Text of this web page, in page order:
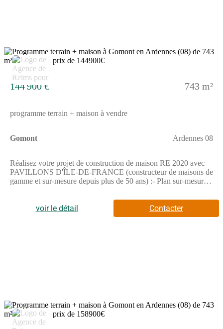
2
144 900 € 743 m²
programme terrain + maison à vendre
Gomont Ardennes 08
Réalisez votre projet de construction de maison RE 2020 avec
PAVILLONS D'ÎLE-DE-FRANCE (constructeur de maisons de
gamme et sur-mesure depuis plus de 50 ans) :- Plan sur-mesure
Grands choix d'équipements et de prestations- Matériaux de
qualité selon les normes en vigueur- Accompagnement dans le
choix et l’acquisition du terrainDemandez une étude gratuite et
avec le logiciel VITAHOME.
voir le détail Contacter
2